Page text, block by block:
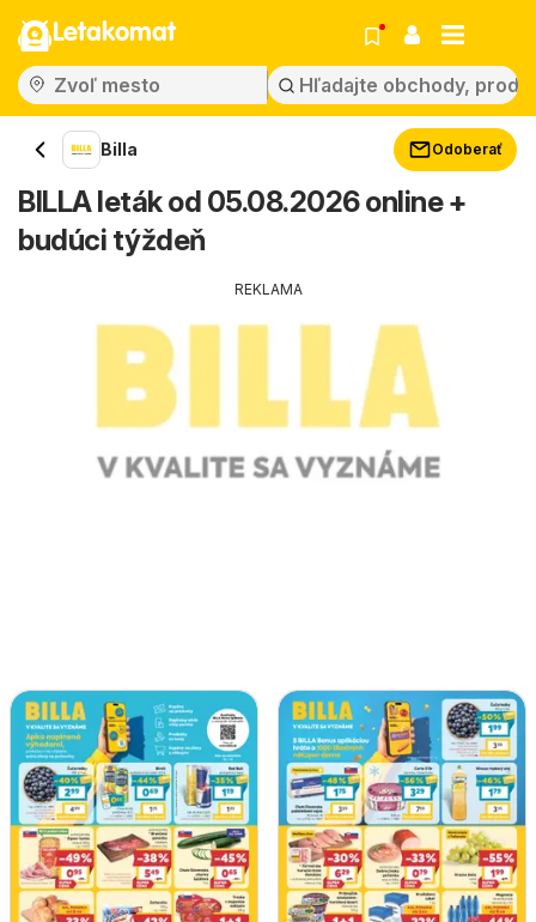
Letakomat
Billa Odoberať
BILLA leták od 05.08.2026 online +
budúci týždeň
REKLAMA